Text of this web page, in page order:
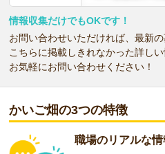
情報収集だけでもOKです！
お問い合わせいただければ、最新
こちらに掲載しきれなかった詳し
お気軽にお問い合わせください！
かいご畑の3つの特徴
職場のリアルな